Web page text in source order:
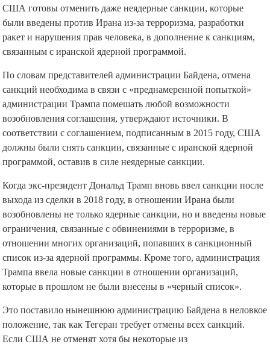
именно санкции могут быть отменены. По словам источников,
США готовы отменить даже неядерные санкции, которые
были введены против Ирана из-за терроризма, разработки
ракет и нарушения прав человека, в дополнение к санкциям,
По словам представителей администрации Байдена, отмена
санкций необходима в связи с «преднамеренной попыткой»
администрации Трампа помешать любой возможности
возобновления соглашения, утверждают источники. В
соответствии с соглашением, подписанным в 2015 году, США
должны были снять санкции, связанные с иранской ядерной
Когда экс-президент Дональд Трамп вновь ввел санкции после
выхода из сделки в 2018 году, в отношении Ирана были
возобновлены не только ядерные санкции, но и введены новые
ограничения, связанные с обвинениями в терроризме, в
отношении многих организаций, попавших в санкционный
список из-за ядерной программы. Кроме того, администрация
Трампа ввела новые санкции в отношении организаций,
Это поставило нынешнюю администрацию Байдена в неловкое
положение, так как Тегеран требует отмены всех санкций.